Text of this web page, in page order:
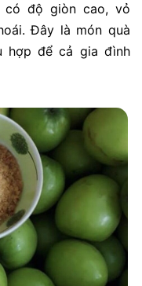
có độ giòn cao, vỏ
Đây là món quà
hợp để cả gia đình